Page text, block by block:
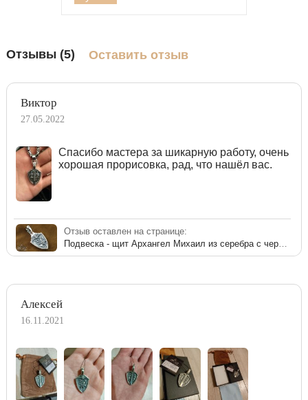
Отзывы (5) Оставить отзыв
Виктор
27.05.2022
Спасибо мастера за шикарную работу, очень
хорошая прорисовка, рад, что нашёл вас.
Отзыв оставлен на странице:
Алексей
16.11.2021